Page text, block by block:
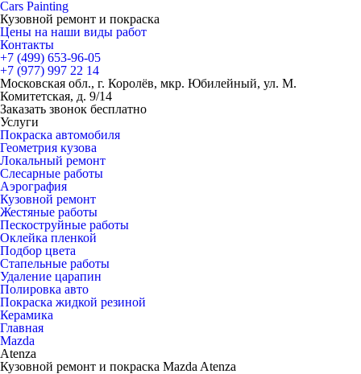
Cars Painting
Кузовной ремонт и покраска
Цены на наши виды работ
Контакты
+7 (499) 653-96-05
+7 (977) 997 22 14
Московская обл., г. Королёв, мкр. Юбилейный, ул. М.
Комитетская, д. 9/14
Заказать звонок бесплатно
Услуги
Покраска автомобиля
Геометрия кузова
Локальный ремонт
Слесарные работы
Аэрография
Кузовной ремонт
Жестяные работы
Пескоструйные работы
Оклейка пленкой
Подбор цвета
Стапельные работы
Удаление царапин
Полировка авто
Покраска жидкой резиной
Керамика
Главная
Mazda
Atenza
Кузовной ремонт и покраска Mazda Atenza